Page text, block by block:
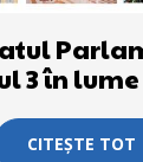
3 în
CITEȘTE TOT